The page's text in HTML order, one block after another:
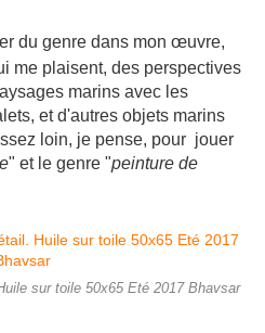
du genre dans mon œuvre,
me plaisent, des perspectives
marins avec les
et d'autres objets marins
loin, je pense, pour jouer
" et le genre "peinture de
sur toile 50x65 Eté 2017 Bhavsar